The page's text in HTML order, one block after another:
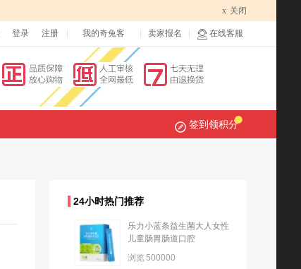
x 关闭
登录 注册 我的奇兔客 卖家报名 在线客服
签到领积分
24小时热门推荐
乐力小蓝条益生菌大人女性
儿童肠胃肠道口腔
浏览500000